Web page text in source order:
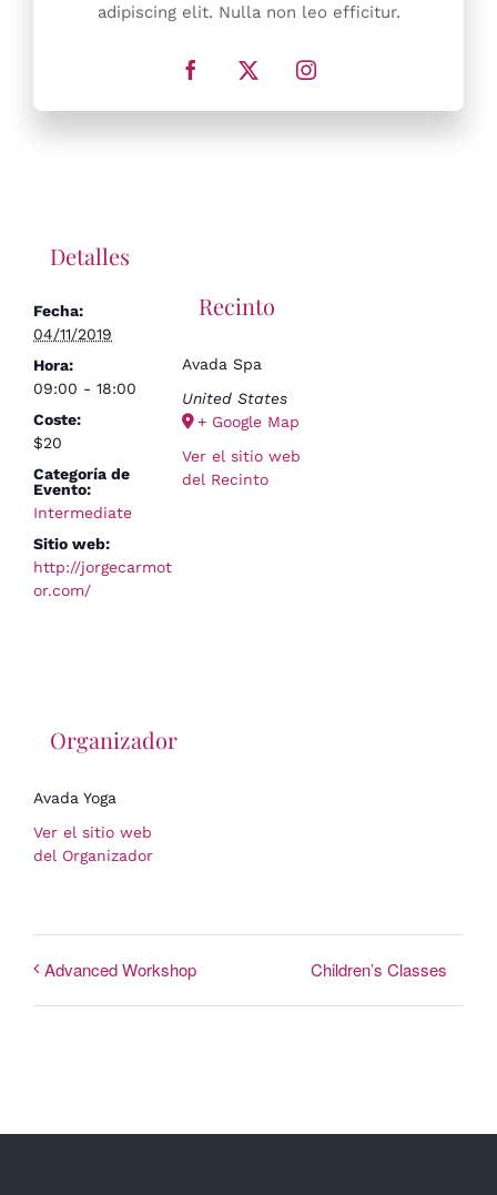
adipiscing elit. Nulla non leo efficitur.
Detalles
Fecha:
04/11/2019
Hora:
09:00 - 18:00
Coste:
$20
Categoría de
Evento:
Intermediate
Sitio web:
http://jorgecarmot
or.com/
Recinto
Avada Spa
United States
+ Google Map
Ver el sitio web
del Recinto
Organizador
Avada Yoga
Ver el sitio web
del Organizador
Advanced Workshop Children’s Classes